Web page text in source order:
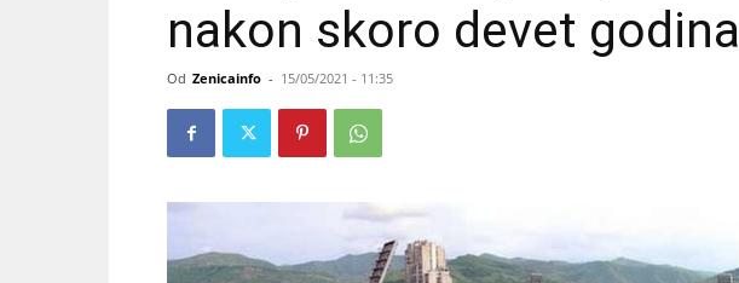
nakon skoro devet godina
Od Zenicainfo - 15/05/2021 - 11:35